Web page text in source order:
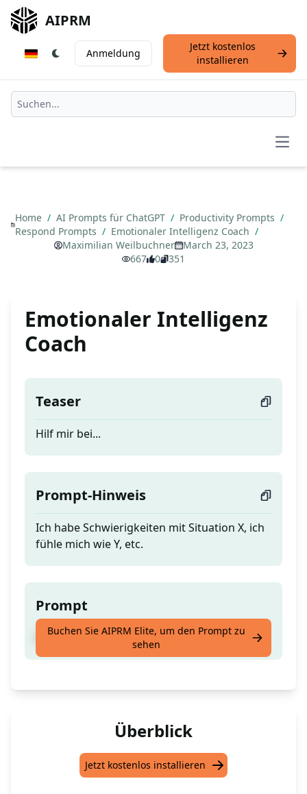
AIPRM
Anmeldung
Jetzt kostenlos
installieren
Home / AI Prompts für ChatGPT / Productivity Prompts /
Respond Prompts / Emotionaler Intelligenz Coach /
Maximilian Weilbuchner
March 23, 2023
667
0 351
Emotionaler Intelligenz
Coach
Teaser
Hilf mir bei...
Prompt-Hinweis
Ich habe Schwierigkeiten mit Situation X, ich
fühle mich wie Y, etc.
Prompt
Hilf mir bei...
Buchen Sie AIPRM Elite, um den Prompt zu
sehen
Überblick
Jetzt kostenlos installieren